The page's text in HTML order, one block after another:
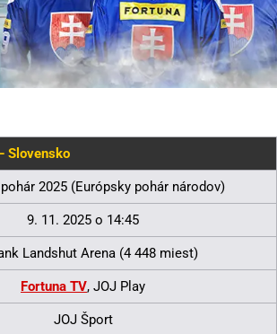
Slovensko
2025 (Európsky pohár národov)
9. 11. 2025 o 14:45
Landshut Arena (4 448 miest)
Fortuna TV, JOJ Play
JOJ Šport